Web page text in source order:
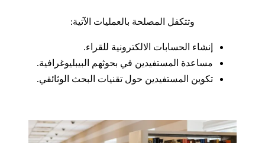
وتتكفل المصلحة بالعمليات الآتية:
إنشاء الحسابات الالكترونية للقراء.
مساعدة المستفيدين في بحوثهم البيبليوغرافية.
تكوين المستفيدين حول تقنيات البحث الوثائقي.